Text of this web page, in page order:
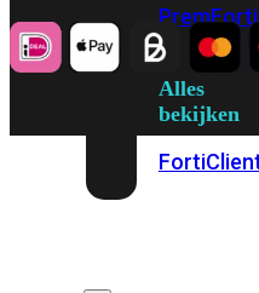
Prem
Alles
bekijken